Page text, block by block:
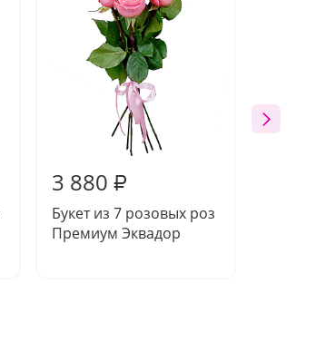
3 880 ₽
Букет из 7 розовых роз
Премиум Эквадор